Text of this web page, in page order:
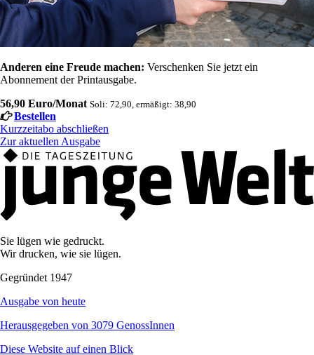
Anderen eine Freude machen: Verschenken Sie jetzt ein
Abonnement der Printausgabe.
56,90 Euro/Monat Soli: 72,90, ermäßigt: 38,90
Bestellen
Kurzzeitabo abschließen
Zur aktuellen Ausgabe
Sie lügen wie gedruckt.
Wir drucken, wie sie lügen.
Gegründet 1947
Ausgabe von heute
Herausgegeben von 3079 GenossInnen
Diese Website auf einen Blick